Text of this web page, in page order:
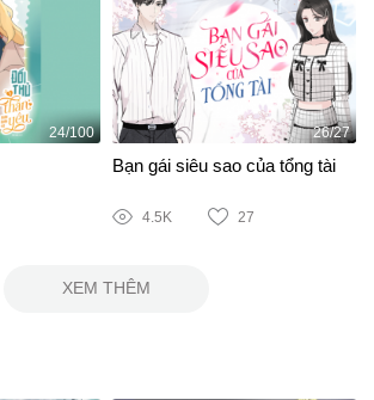
24/100 26/27
Bạn gái siêu sao của tổng tài
4.5K 27
XEM THÊM